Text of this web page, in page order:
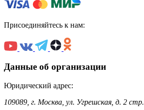
Присоединяйтесь к нам:
Данные об организации
Юридический адрес:
109089, г. Москва, ул. Угрешская, д. 2